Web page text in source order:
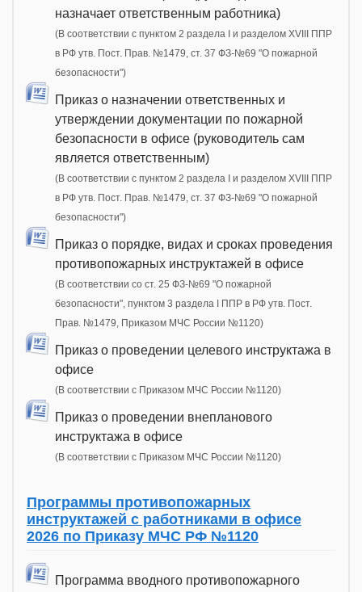
назначает ответственным работника)
(В соответствии с пунктом 2 раздела I и разделом XVIII ППР
в РФ утв. Пост. Прав. №1479, ст. 37 ФЗ-№69 "О пожарной
безопасности")
Приказ о назначении ответственных и
утверждении документации по пожарной
безопасности в офисе (руководитель сам
является ответственным)
(В соответствии с пунктом 2 раздела I и разделом XVIII ППР
в РФ утв. Пост. Прав. №1479, ст. 37 ФЗ-№69 "О пожарной
безопасности")
Приказ о порядке, видах и сроках проведения
противопожарных инструктажей в офисе
(В соответствии со ст. 25 ФЗ-№69 "О пожарной
безопасности", пунктом 3 раздела I ППР в РФ утв. Пост.
Прав. №1479, Приказом МЧС России №1120)
Приказ о проведении целевого инструктажа в
офисе
(В соответствии с Приказом МЧС России №1120)
Приказ о проведении внепланового
инструктажа в офисе
(В соответствии с Приказом МЧС России №1120)
Программы противопожарных
инструктажей с работниками в офисе
2026 по Приказу МЧС РФ №1120
Программа вводного противопожарного